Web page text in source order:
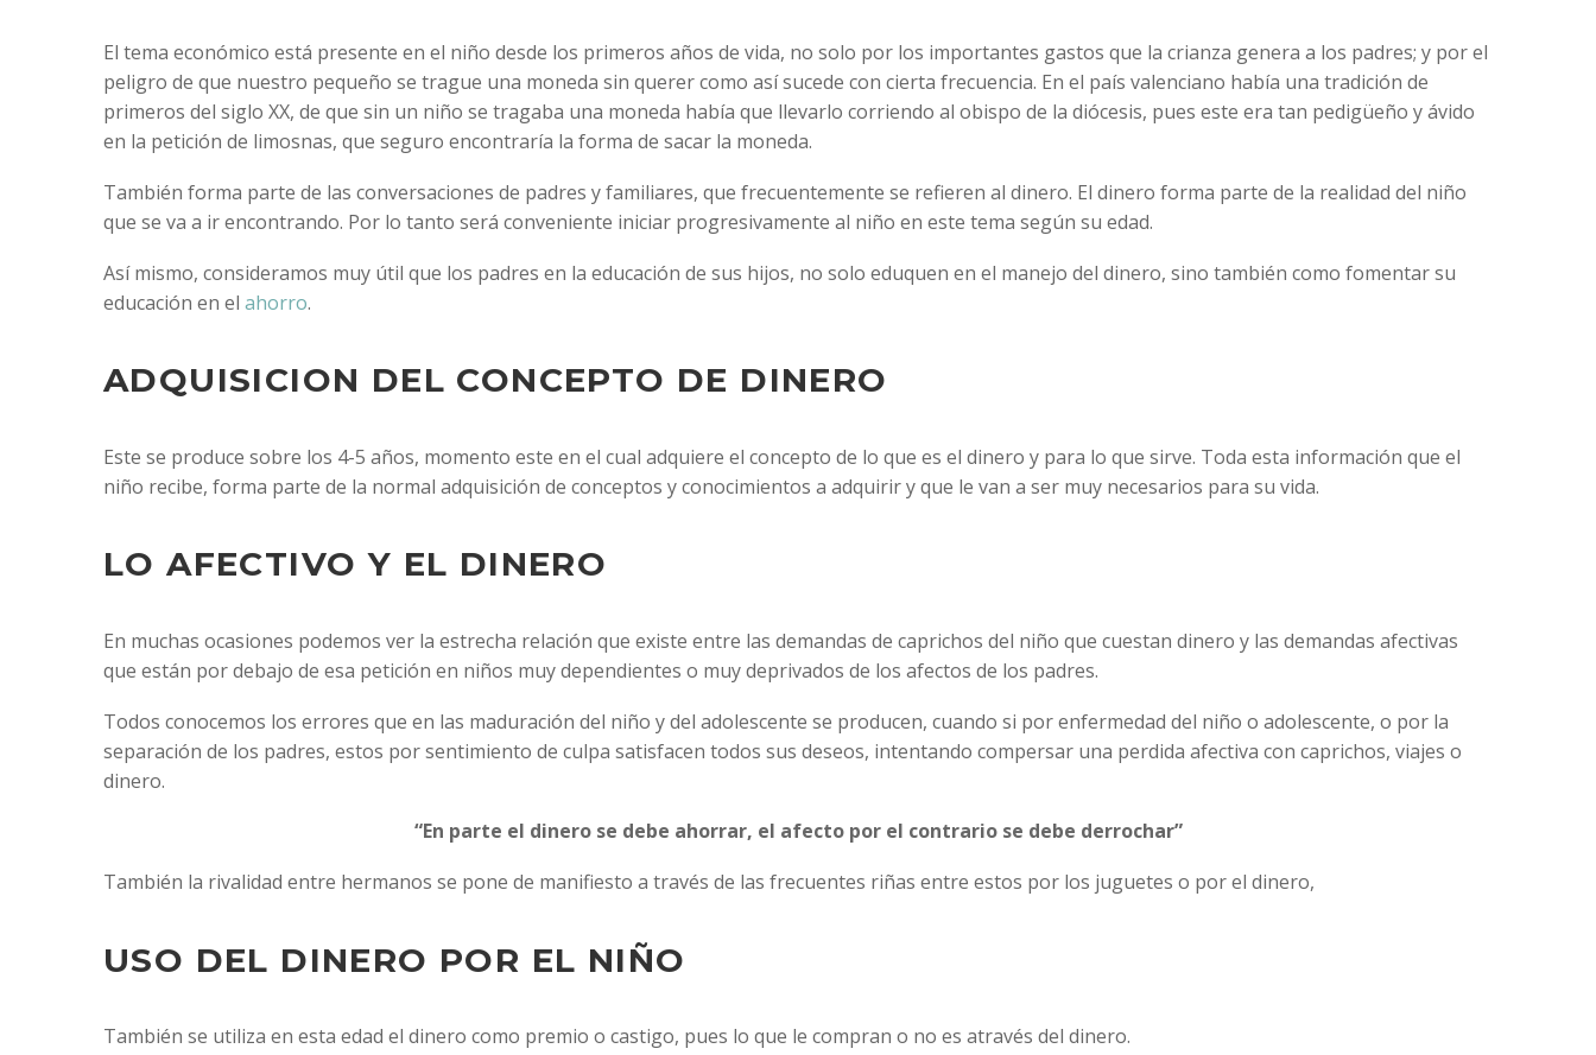
El tema económico está presente en el niño desde los primeros años de vida, no solo por los importantes gastos que la crianza genera a los padres; y por el
peligro de que nuestro pequeño se trague una moneda sin querer como así sucede con cierta frecuencia. En el país valenciano había una tradición de
primeros del siglo XX, de que sin un niño se tragaba una moneda había que llevarlo corriendo al obispo de la diócesis, pues este era tan pedigüeño y ávido
en la petición de limosnas, que seguro encontraría la forma de sacar la moneda.
También forma parte de las conversaciones de padres y familiares, que frecuentemente se refieren al dinero. El dinero forma parte de la realidad del niño
que se va a ir encontrando. Por lo tanto será conveniente iniciar progresivamente al niño en este tema según su edad.
Así mismo, consideramos muy útil que los padres en la educación de sus hijos, no solo eduquen en el manejo del dinero, sino también como fomentar su
educación en el ahorro.
ADQUISICION DEL CONCEPTO DE DINERO
Este se produce sobre los 4-5 años, momento este en el cual adquiere el concepto de lo que es el dinero y para lo que sirve. Toda esta información que el
niño recibe, forma parte de la normal adquisición de conceptos y conocimientos a adquirir y que le van a ser muy necesarios para su vida.
LO AFECTIVO Y EL DINERO
En muchas ocasiones podemos ver la estrecha relación que existe entre las demandas de caprichos del niño que cuestan dinero y las demandas afectivas
que están por debajo de esa petición en niños muy dependientes o muy deprivados de los afectos de los padres.
Todos conocemos los errores que en las maduración del niño y del adolescente se producen, cuando si por enfermedad del niño o adolescente, o por la
separación de los padres, estos por sentimiento de culpa satisfacen todos sus deseos, intentando compersar una perdida afectiva con caprichos, viajes o
dinero.
“En parte el dinero se debe ahorrar, el afecto por el contrario se debe derrochar”
También la rivalidad entre hermanos se pone de manifiesto a través de las frecuentes riñas entre estos por los juguetes o por el dinero,
USO DEL DINERO POR EL NIÑO
También se utiliza en esta edad el dinero como premio o castigo, pues lo que le compran o no es através del dinero.